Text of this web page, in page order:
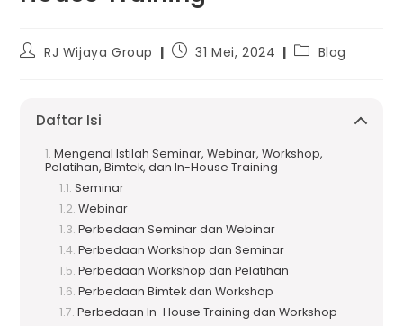
RJ Wijaya Group 31 Mei, 2024 Blog
Daftar Isi
Mengenal Istilah Seminar, Webinar, Workshop,
Pelatihan, Bimtek, dan In-House Training
Seminar
Webinar
Perbedaan Seminar dan Webinar
Perbedaan Workshop dan Seminar
Perbedaan Workshop dan Pelatihan
Perbedaan Bimtek dan Workshop
Perbedaan In-House Training dan Workshop